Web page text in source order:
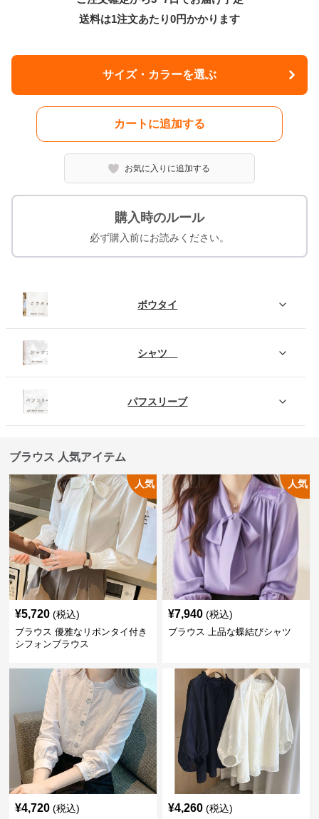
送料は1注文あたり0円かかります
サイズ・カラーを選ぶ
カートに追加する
お気に入りに追加する
購入時のルール
必ず購入前にお読みください。
ボウタイ
シャツ
パフスリーブ
ブラウス 人気アイテム
人気
¥5,720 (税込)
ブラウス 優雅なリボンタイ付き
シフォンブラウス
人気
¥7,940 (税込)
ブラウス 上品な蝶結びシャツ
¥4,720 (税込) ¥4,260 (税込)